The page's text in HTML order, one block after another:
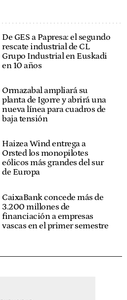
De GES a Papresa: el segundo
rescate industrial de CL
Grupo Industrial en Euskadi
en 10 años
Ormazabal ampliará su
planta de Igorre y abrirá una
nueva línea para cuadros de
baja tensión
Haizea Wind entrega a
Orsted los monopilotes
eólicos más grandes del sur
de Europa
CaixaBank concede más de
3.200 millones de
financiación a empresas
vascas en el primer semestre